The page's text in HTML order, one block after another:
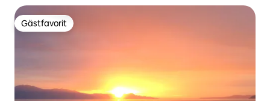
Gästfavorit
Gästfavorit